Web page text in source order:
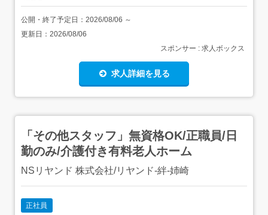
公開・終了予定日： 2026/08/06 ～
更新日： 2026/08/06
スポンサー : 求人ボックス
求人詳細を見る
「その他スタッフ」無資格OK/正職員/日
勤のみ/介護付き有料老人ホーム
NSリヤンド 株式会社/リヤンド-絆-姉崎
正社員